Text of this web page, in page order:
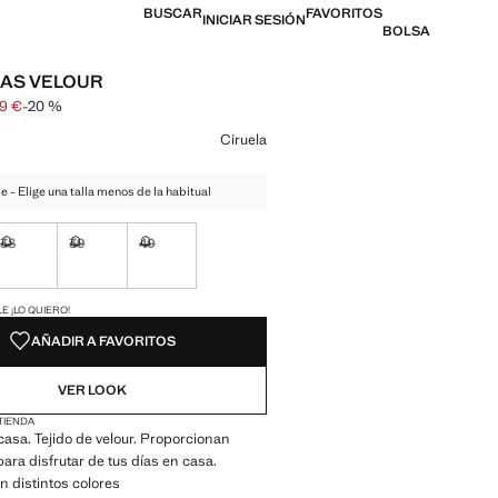
BUSCARINICIAR SESIÓNFAVORITOS
BOLSA
VELOUR
[29,99 € ]
€ ]
€-20 %
color
Ciruela
- Elige una talla menos de la habitual
38 39 40
¡LO QUIERO!
AÑADIR A FAVORITOS
VER LOOK
Tejido de velour. Proporcionan
disfrutar de tus días en casa.
distintos colores